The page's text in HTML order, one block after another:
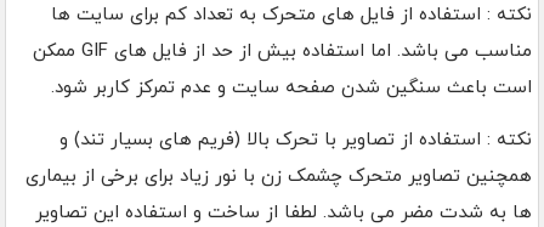
نکته : استفاده از فایل های متحرک به تعداد کم برای سایت ها
مناسب می باشد. اما استفاده بیش از حد از فایل های GIF ممکن
است باعث سنگین شدن صفحه سایت و عدم تمرکز کاربر شود.
نکته : استفاده از تصاویر با تحرک بالا (فریم های بسیار تند) و
همچنین تصاویر متحرک چشمک زن با نور زیاد برای برخی از بیماری
ها به شدت مضر می باشد. لطفا از ساخت و استفاده این تصاویر